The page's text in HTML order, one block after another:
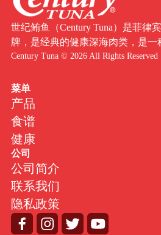
世纪鲔鱼（Century Tuna）是菲律
牌，是经典的健康深海肉类，是一
Century Tuna © 2026 All Rights Reserved
菜单
产品
食谱
健康
公司
公司简介
联系我们
隐私政策